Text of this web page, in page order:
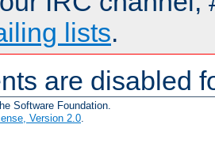
lists.
are disabled
Software Foundation.
Version 2.0